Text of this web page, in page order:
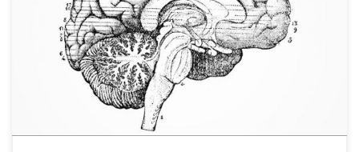
neuronach, mózgu macierzystym, jak i w komórkach
odpornościowych, występują one najgęściej w określonych
częściach mózgu. Części te to: • zwoje podstawy • móżdżek •
hipokamp. Te trzy miejsca mózgu są częścią tego, co znane jest
jako system limbiczny, czyli system mózgu odpowiedzialny […]